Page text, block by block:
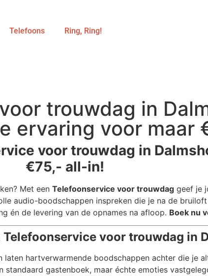
Telefoons Ring, Ring!
trouwdag in
ervaring voor maar
voor trouwdag in
€75,- all-in!
Met een Telefoonservice voor trouwdaggeef je
audio-boodschappen inspreken die je na de
én de levering van de opnames na afloop. Boek nu
voor trouwdag in
laten hartverwarmende boodschappen achter die je
standaard gastenboek, maar échte emoties